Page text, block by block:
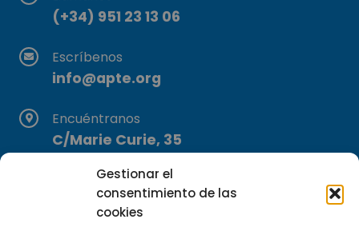
Gestionar el
consentimiento de las
cookies
(+34) 951 23 13 06
Escríbenos
info@apte.org
Encuéntranos
C/Marie Curie, 35